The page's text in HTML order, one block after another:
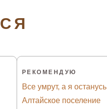
РЕКОМЕНДУЮ
Все умрут, а я останусь
Алтайское поселение